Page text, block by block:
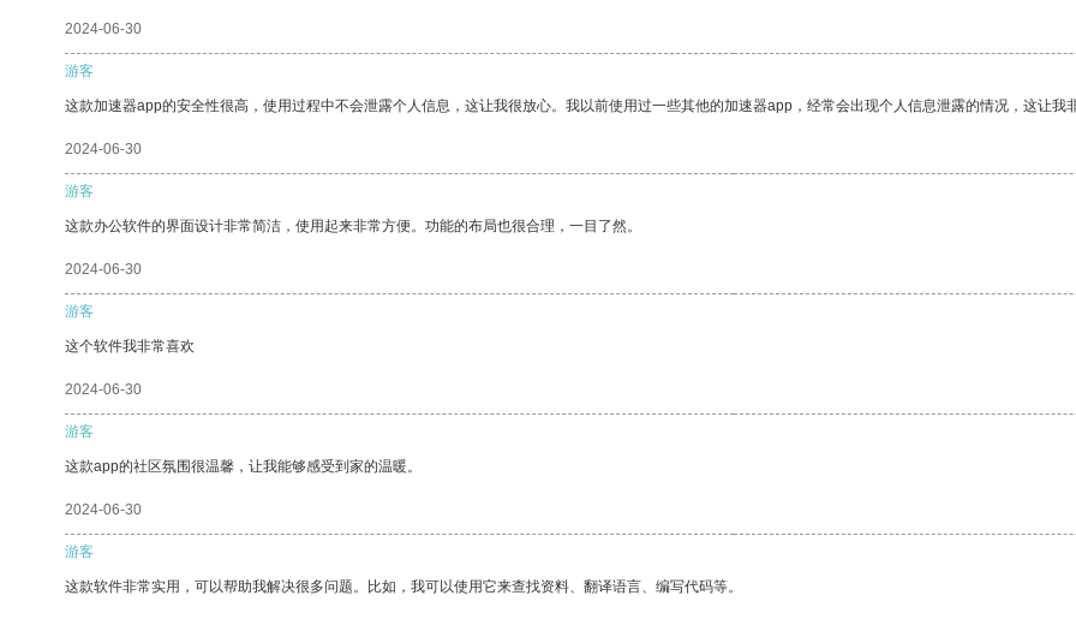
2024-06-30
游客
这款加速器app的安全性很高，使用过程中不会泄露个人信息，这让我很放心。我以前使用过一些其他的加速器app，经常会出现个人信息泄露的情况，这让我
2024-06-30
游客
这款办公软件的界面设计非常简洁，使用起来非常方便。功能的布局也很合理，一目了然。
2024-06-30
游客
这个软件我非常喜欢
2024-06-30
游客
这款app的社区氛围很温馨，让我能够感受到家的温暖。
2024-06-30
游客
这款软件非常实用，可以帮助我解决很多问题。比如，我可以使用它来查找资料、翻译语言、编写代码等。